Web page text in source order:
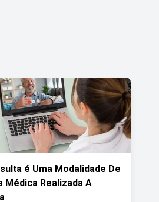
é Uma Modalidade De
Médica Realizada A